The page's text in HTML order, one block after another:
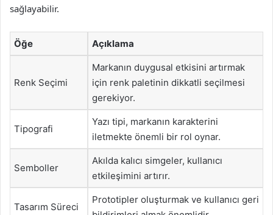
sağlayabilir.
Öğe Açıklama
Renk Seçimi
Markanın duygusal etkisini artırmak
için renk paletinin dikkatli seçilmesi
gerekiyor.
Tipografi
Yazı tipi, markanın karakterini
iletmekte önemli bir rol oynar.
Semboller
Akılda kalıcı simgeler, kullanıcı
etkileşimini artırır.
Tasarım Süreci
Prototipler oluşturmak ve kullanıcı geri